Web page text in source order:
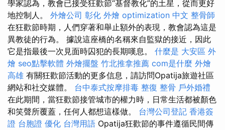
學家認為，教會已接受狂歡節“基督教化”的土星，從而更好
地控制人。 外燴公司 彰化 外燴 optimization 中文 整骨師
在狂歡節時期，人們穿著和舉止額外的表現，教會認為這是
異教徒的行為。 據說這座橋的名稱來自監獄的接近，因此
它是指最後一次見面時囚犯的長期嘆息。 什麼是 大安區 外
燴 seo點擊軟體 外燴擺盤 竹北推拿推薦 com是什麼 外燴
高雄 有關狂歡節活動的更多信息，請訪問Opatija旅遊社區
網站和社交媒體。 台中泰式按摩排毒 整復 整骨 戶外婚禮
在此期間，當狂歡節接管城市的權力時，日常生活都被顏色
和笑聲所覆蓋，任何人都想這樣做。 台灣公司登記 香港簽
證 台胞證 優化 台灣用語 Opatija狂歡節的事件遵循民間傳